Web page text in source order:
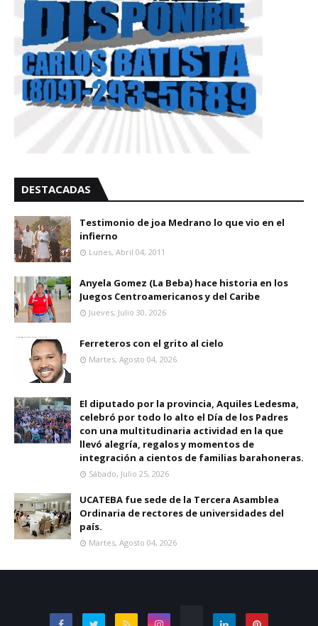
DESTACADAS
Testimonio de joa Medrano lo que vio en el
infierno
Lunes, Abril 04, 2011
Anyela Gomez (La Beba) hace historia en los
Juegos Centroamericanos y del Caribe
Jueves, Julio 30, 2026
Ferreteros con el grito al cielo
Martes, Agosto 04, 2026
El diputado por la provincia, Aquiles Ledesma,
celebró por todo lo alto el Día de los Padres
con una multitudinaria actividad en la que
llevó alegría, regalos y momentos de
integración a cientos de familias barahoneras.
Sábado, Julio 25, 2026
UCATEBA fue sede de la Tercera Asamblea
Ordinaria de rectores de universidades del
país.
Martes, Agosto 04, 2026